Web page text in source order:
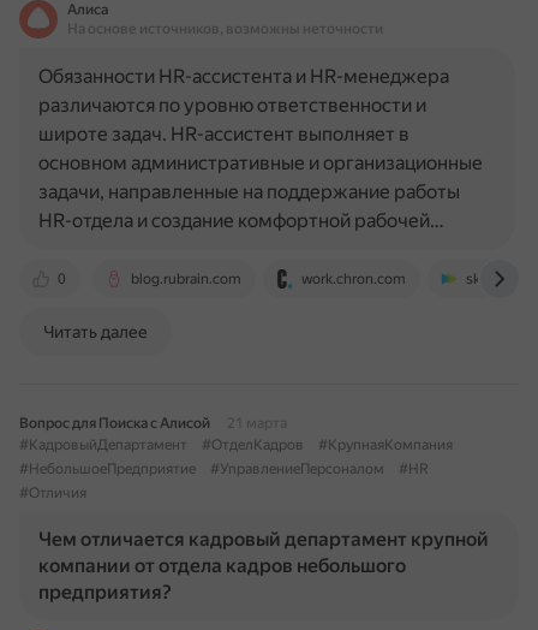
Алиса
На основе источников, возможны неточности
0 blog.rubrain.com work.chron.com sky.pro
Обязанности HR-ассистента и HR-менеджера
различаются по уровню ответственности и
широте задач. HR-ассистент выполняет в
основном административные и организационные
задачи, направленные на поддержание работы
HR-отдела и создание комфортной рабочей…
Читать далее
Вопрос для Поиска с Алисой
21 марта
#КадровыйДепартамент
#ОтделКадров
#КрупнаяКомпания
#НебольшоеПредприятие
#УправлениеПерсоналом
#HR
#Отличия
Чем отличается кадровый департамент крупной
компании от отдела кадров небольшого
предприятия?